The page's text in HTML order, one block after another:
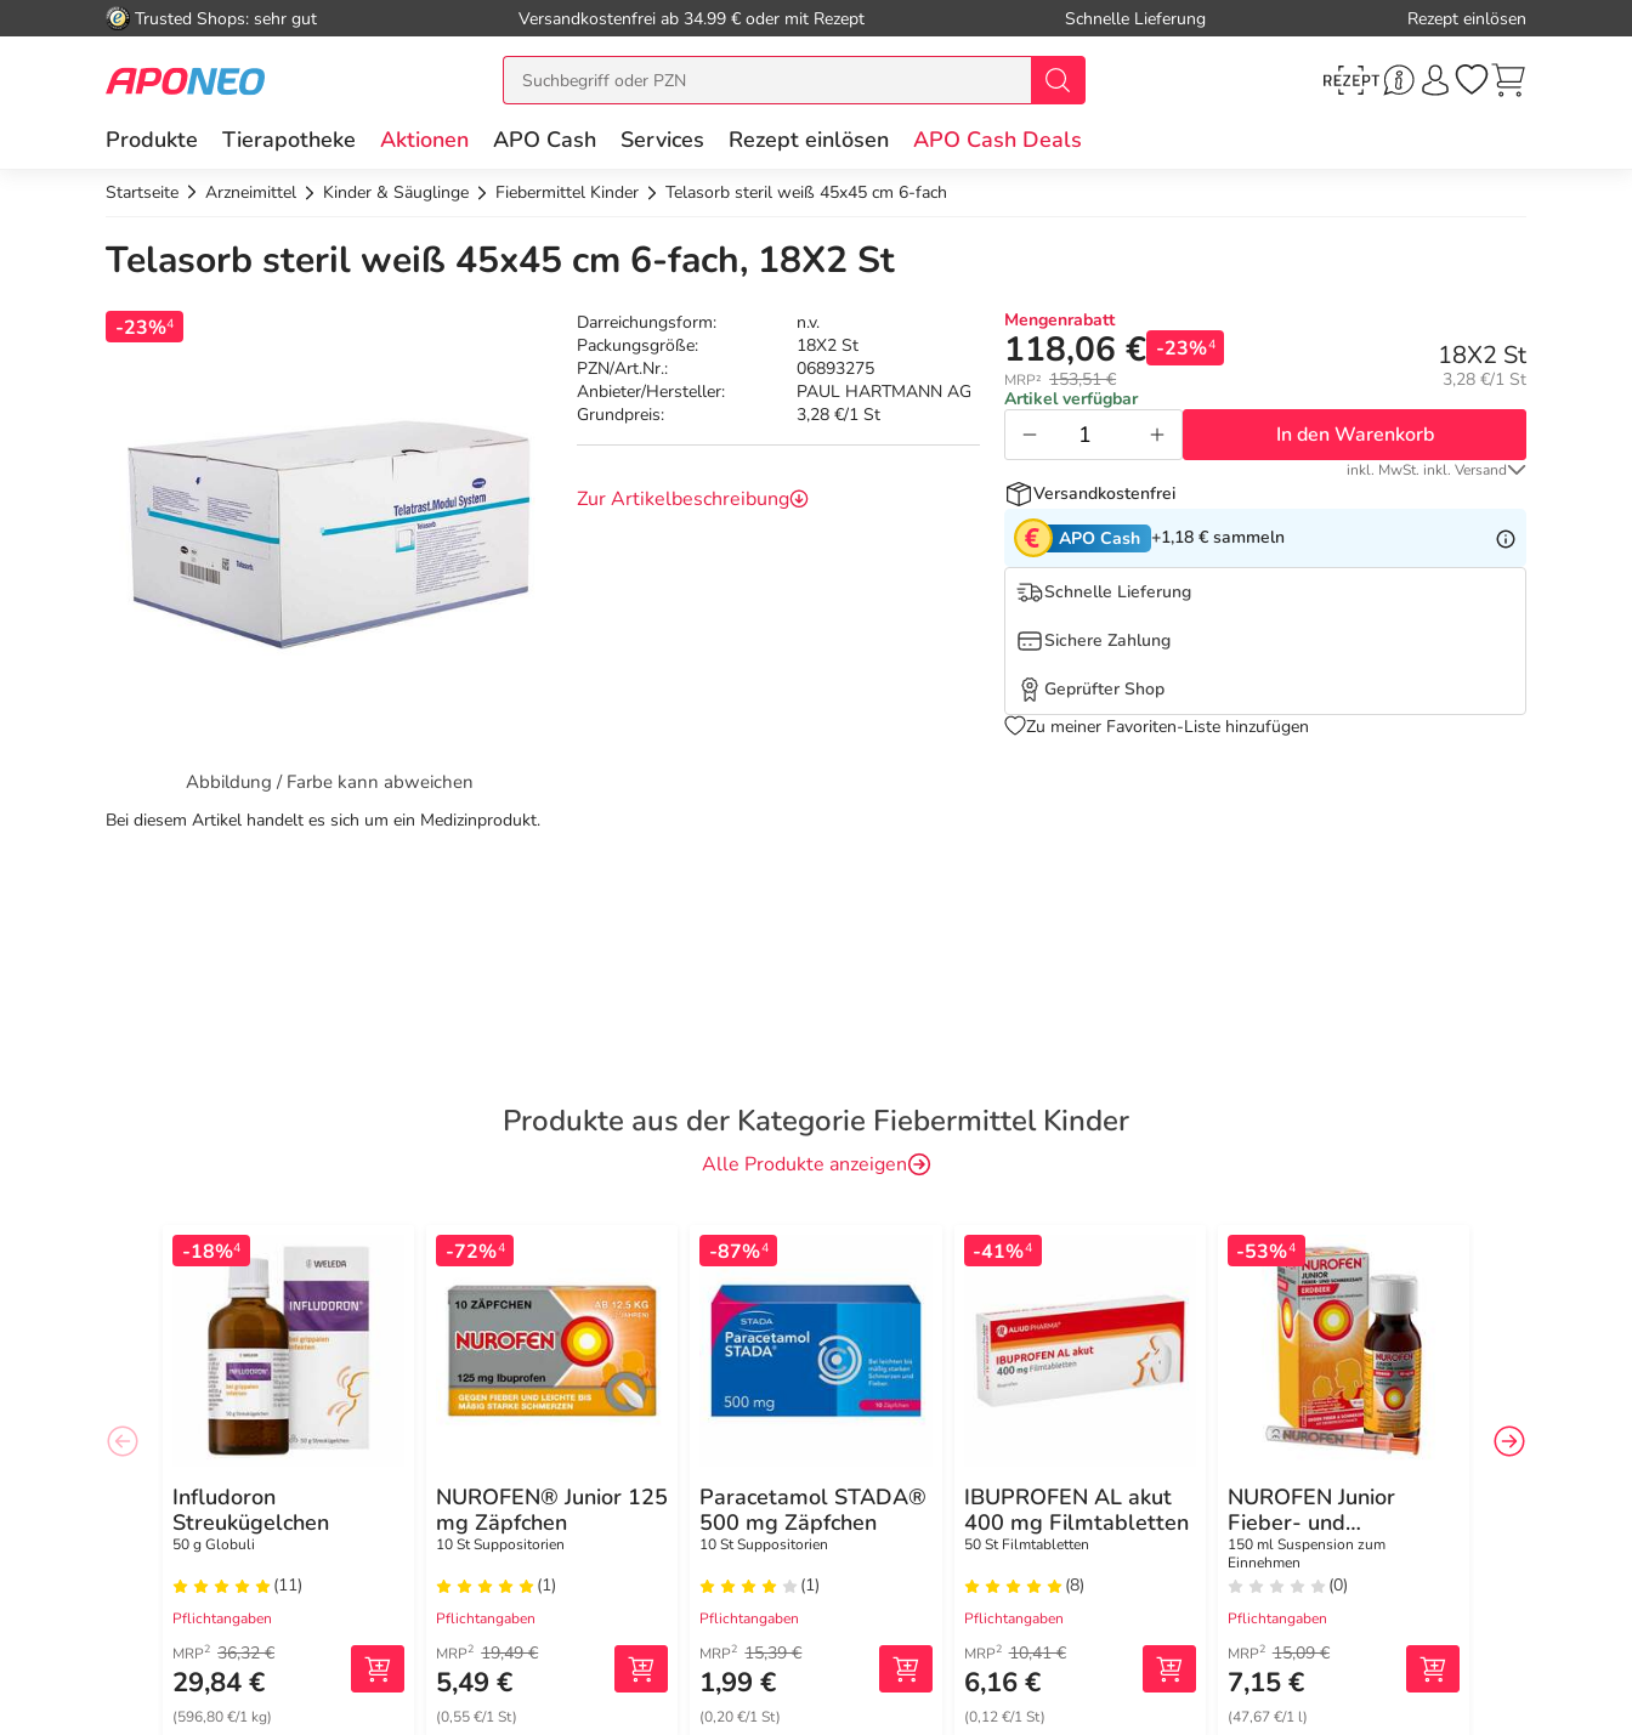
Trusted Shops: sehr gut Versandkostenfrei ab 34.99 € oder mit Rezept Schnelle Lieferung Rezept einlösen
Produkte Tierapotheke Aktionen APO Cash Services Rezept einlösen APO Cash Deals
Startseite Arzneimittel Kinder & Säuglinge Fiebermittel Kinder Telasorb steril weiß 45x45 cm 6-fach
Telasorb steril weiß 45x45 cm 6-fach, 18X2 St
-23%4
Abbildung / Farbe kann abweichen
Darreichungsform:
n.v.
Packungsgröße:
18X2 St
PZN/Art.Nr.:
06893275
Anbieter/Hersteller:
PAUL HARTMANN AG
Grundpreis:
3,28 €/1 St
Zur Artikelbeschreibung
Mengenrabatt
118,06 € -23%4
MRP² 153,51 €
18X2 St
Grundpreis:
3,28 €/1 St
Artikel verfügbar
In den Warenkorb
inkl. MwSt. inkl. Versand
Versandkostenfrei
APO Cash +1,18 € sammeln
Schnelle Lieferung
Sichere Zahlung
Geprüfter Shop
Zu meiner Favoriten-Liste hinzufügen
Bei diesem Artikel handelt es sich um ein Medizinprodukt.
Produkte aus der Kategorie Fiebermittel Kinder
Alle Produkte anzeigen
-18%4
Infludoron
Streukügelchen
50 g Globuli
(11)
Pflichtangaben
MRP2 36,32 €
29,84 €
(596,80 €/1 kg)
-72%4
NUROFEN® Junior 125
mg Zäpfchen
10 St Suppositorien
(1)
Pflichtangaben
MRP2 19,49 €
5,49 €
(0,55 €/1 St)
-87%4
Paracetamol STADA®
500 mg Zäpfchen
10 St Suppositorien
(1)
Pflichtangaben
MRP2 15,39 €
1,99 €
(0,20 €/1 St)
-41%4
IBUPROFEN AL akut
400 mg Filmtabletten
50 St Filmtabletten
(8)
Pflichtangaben
MRP2 10,41 €
6,16 €
(0,12 €/1 St)
-53%4
NUROFEN Junior
Fieber- und
Schmerzsaft Erdbeer
40 mg/ml
150 ml Suspension zum
Einnehmen
(0)
Pflichtangaben
MRP2 15,09 €
7,15 €
(47,67 €/1 l)